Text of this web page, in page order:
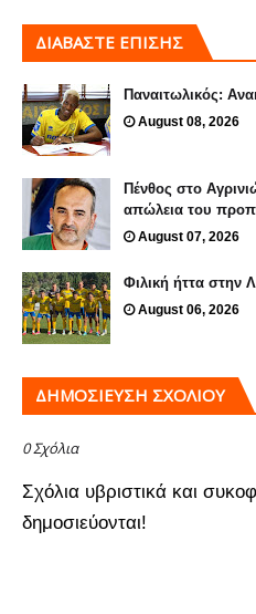
ΔΙΑΒΑΣΤΕ ΕΠΙΣΗΣ
Παναιτωλικός:
August 08, 2026
Πένθος στο
απώλεια του
August 07, 2026
Φιλική ήττα στην
August 06, 2026
ΔΗΜΟΣΊΕΥΣΗ ΣΧΟΛΊΟΥ
0 Σχόλια
Σχόλια υβριστικά και
δημοσιεύονται!